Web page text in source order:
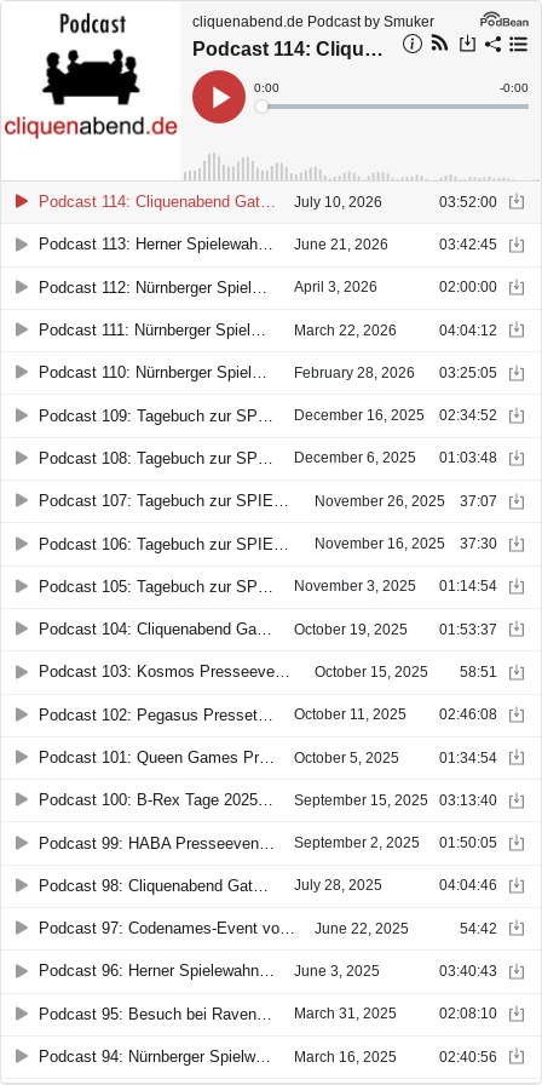
cliquenabend.de Podcast by Smuker
Podcast 114: Cliquenabend Gathering Holzminden 2026 - Teil 1 (Smuker & Mathias
Play
Current
Time
0:00
Loaded:
Time
-0:00
Podcast 114: Cliquenabend Gathering Holzminden 2026 - Teil 1 (Smuker & Mathias July 10, 2026 03:52:00
Podcast 113: Herner Spielewahnsinn 2026 (Smuker & Mathias) June 21, 2026 03:42:45
April 3, 2026 02:00:00
Podcast 111: Nürnberger Spielwarenmesse 2026 - Teil 2 (Nici, Smuker & Mathias) March 22, 2026 04:04:12
Podcast 110: Nürnberger Spielwarenmesse 2026 - Teil 1 (Nici, Smuker & Mathias) February 28, 2026 03:25:05
December 16, 2025 02:34:52
December 6, 2025 01:03:48
Podcast 107: Tagebuch zur SPIEL 2025 - Tag 2 (Smuker & Mathias November 26, 2025 37:07
November 16, 2025 37:30
November 3, 2025 01:14:54
Podcast 104: Cliquenabend Gathering 2025 in Holzminden - Teil 2/2 (Smuker & Mathias) October 19, 2025 01:53:37
Podcast 103: Kosmos Presseevent 2025 (Smuker & Berna) October 15, 2025 58:51
October 11, 2025 02:46:08
Podcast 101: Queen Games Pressetage 2025 (Smuker & Mathias) October 5, 2025 01:34:54
Podcast 100: B-Rex Tage 2025 (Mathias & Smuker) September 15, 2025 03:13:40
September 2, 2025 01:50:05
July 28, 2025 04:04:46
Podcast 97: Codenames-Event von HeidelBÄR Games June 22, 2025 54:42
Podcast 96: Herner Spielewahnsinn 2025 (Smuker & Mathias) June 3, 2025 03:40:43
March 31, 2025 02:08:10
Podcast 94: Nürnberger Spielwarenmesse 2025 - Teil 3 (Smuker & Mathias) March 16, 2025 02:40:56